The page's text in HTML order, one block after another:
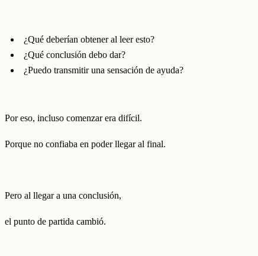
¿Qué deberían obtener al leer esto?
¿Qué conclusión debo dar?
¿Puedo transmitir una sensación de ayuda?
Por eso, incluso comenzar era difícil.
Porque no confiaba en poder llegar al final.
Pero al llegar a una conclusión,
el punto de partida cambió.